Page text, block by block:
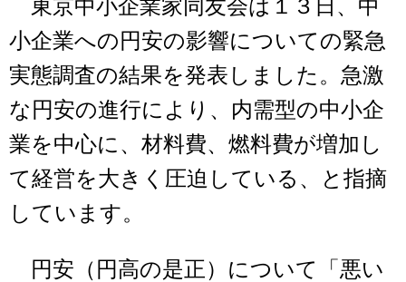
東京中小企業家同友会は１３日、中
小企業への円安の影響についての緊急
実態調査の結果を発表しました。急激
な円安の進行により、内需型の中小企
業を中心に、材料費、燃料費が増加し
て経営を大きく圧迫している、と指摘
しています。
円安（円高の是正）について「悪い